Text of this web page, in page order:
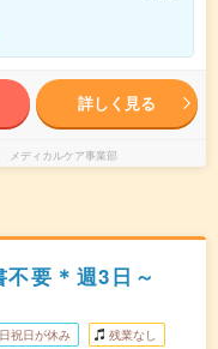
詳しく見る
メディカルケア事業部
不要＊週3日～
祝日が休み 残業なし